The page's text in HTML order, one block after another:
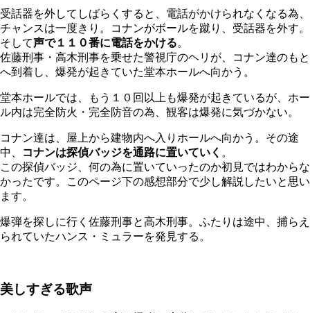
受話器を外してしばらくすると、電話がかけられなくなる為、
チャンスは一度きり。コナンがボールを蹴り、受話器を外す。
そして声で１１０番に電話をかける。
佐藤刑事・高木刑事を乗せた警視庁のヘリが、コナン達のもと
へ到着し、爆発が起きていた堂本ホールへ向かう。
堂本ホールでは、もう１０回以上も爆発が起きているが、ホー
ル内は完全防火・完全防音の為、観客は爆発に気づかない。
コナン達は、屋上から建物内へ入りホールへ向かう。その途
中、
コナンは探偵バッジを通路に置いていく 。
この探偵バッジ、何の為に置いていったのか初見ではわからな
かったです。このページ下の感想部分で少し解説したいと思い
ます。
爆弾を探しに行く佐藤刑事と高木刑事。ふたりは途中、捕らえ
られていたハンス・ミュラーを発見する。
美しすぎる歌声